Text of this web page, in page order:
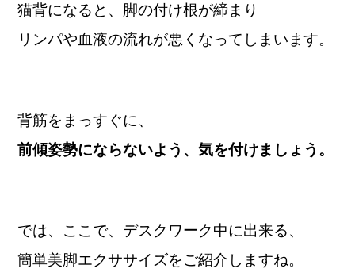
猫背になると、脚の付け根が締まり
リンパや血液の流れが悪くなってしまいます。
背筋をまっすぐに、
前傾姿勢にならないよう、気を付けましょう。
では、ここで、デスクワーク中に出来る、
簡単美脚エクササイズをご紹介しますね。